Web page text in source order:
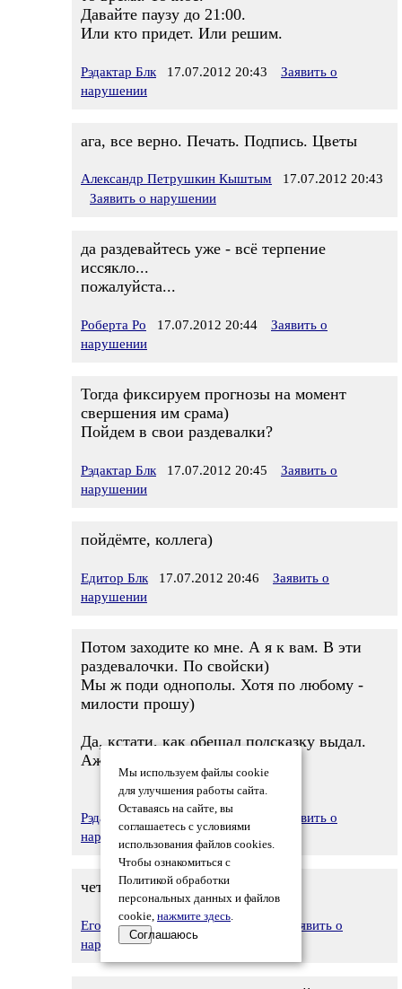
Давайте паузу до 21:00.
Или кто придет. Или решим.
Рэдактар Блк 17.07.2012 20:43
Заявить о
нарушении
ага, все верно. Печать. Подпись. Цветы
Александр Петрушкин Кыштым 17.07.2012 20:43
Заявить о нарушении
да раздевайтесь уже - всё терпение
иссякло...
пожалуйста...
Роберта Ро 17.07.2012 20:44
Заявить о
нарушении
Тогда фиксируем прогнозы на момент
свершения им срама)
Пойдем в свои раздевалки?
Рэдактар Блк 17.07.2012 20:45
Заявить о
нарушении
пойдёмте, коллега)
Едитор Блк 17.07.2012 20:46
Заявить о
нарушении
Потом заходите ко мне. А я к вам. В эти
раздевалочки. По свойски)
Мы ж поди однополы. Хотя по любому -
милости прошу)
Да, кстати, как обещал подсказку выдал.
Аж, четыре.
Рэдактар Блк 17.07.2012 20:48
Заявить о
нарушении
четыре - мало, давай - девять
Егор Мирный17.07.2012 21:05
Заявить о
нарушении
Мы используем файлы cookie
для улучшения работы сайта.
Оставаясь на сайте, вы
соглашаетесь с условиями
использования файлов cookies.
Чтобы ознакомиться с
Политикой обработки
персональных данных и файлов
cookie, нажмите здесь.
Соглашаюсь